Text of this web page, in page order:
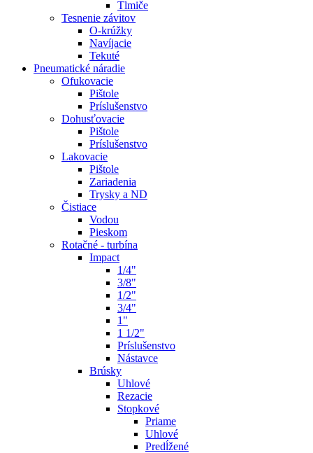
Tlmiče
Tesnenie závitov
O-krúžky
Navíjacie
Tekuté
Pneumatické náradie
Ofukovacie
Pištole
Príslušenstvo
Dohusťovacie
Pištole
Príslušenstvo
Lakovacie
Pištole
Zariadenia
Trysky a ND
Čistiace
Vodou
Pieskom
Rotačné - turbína
Impact
1/4"
3/8"
1/2"
3/4"
1"
1 1/2"
Príslušenstvo
Nástavce
Brúsky
Uhlové
Rezacie
Stopkové
Priame
Uhlové
Predĺžené